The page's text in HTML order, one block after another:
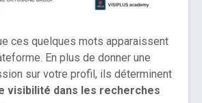
ces quelques mots apparaissent
En plus de donner une
sur votre profil, ils déterminent
visibilité dans les recherches